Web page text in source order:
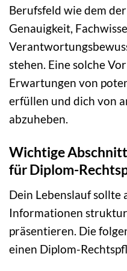
Berufsfeld wie dem
Genauigkeit,
stehen. Eine solche
Erwartungen von
erfüllen und dich von
abzuheben.
Wichtige
für Diplom-
Dein Lebenslauf sollte
Informationen
präsentieren. Die
einen Diplom-